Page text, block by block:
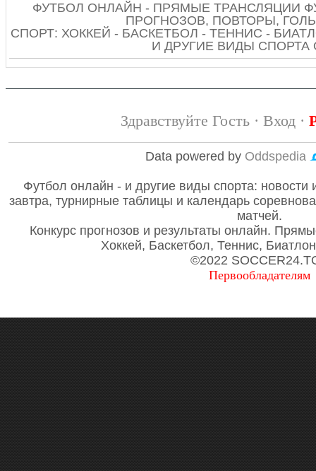
ФУТБОЛ ОНЛАЙН - ПРЯМЫЕ ТРАНСЛЯЦИИ
ПРОГНОЗОВ, ПОВТОРЫ,
СПОРТ: ХОККЕЙ - БАСКЕТБОЛ - ТЕННИС -
И ДРУГИЕ ВИДЫ СПОРТА
Здравствуйте Гость · Вход·
Data powered by Oddspedia
Футбол онлайн - и другие виды спорта: новости
завтра, турнирные таблицы и календарь
матчей.
Конкурс прогнозов и результаты онлайн.
Хоккей, Баскетбол, Теннис,
©2022
Первообладателям